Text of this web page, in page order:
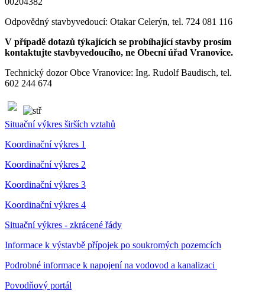
Odpovědný stavbyvedoucí: Otakar Celerýn, tel. 724 081 116
V případě dotazů týkajících se probíhající stavby prosím
kontaktujte stavbyvedoucího, ne Obecní úřad Vranovice.
Technický dozor Obce Vranovice: Ing. Rudolf Baudisch, tel.
602 244 674
Situační výkres širších vztahů
Koordinační výkres 1
Koordinační výkres 2
Koordinační výkres 3
Koordinační výkres 4
Situační výkres - zkrácené řády
Informace k výstavbě přípojek po soukromých pozemcích
Podrobné informace k napojení na vodovod a kanalizaci
Povodňový portál